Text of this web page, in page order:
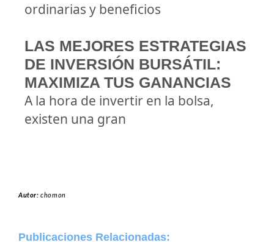
ordinarias y beneficios
LAS MEJORES ESTRATEGIAS
DE INVERSIÓN BURSÁTIL:
MAXIMIZA TUS GANANCIAS
A la hora de invertir en la bolsa,
existen una gran
Autor:chomon
Publicaciones Relacionadas: